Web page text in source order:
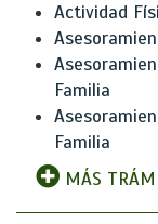
Actividad
Familia
Familia
MÁS